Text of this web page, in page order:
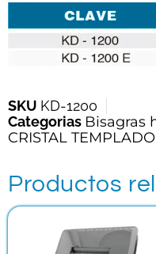
SKU KD-1200
Categorias Bisagras
CRISTAL TEMPLADO
Productos